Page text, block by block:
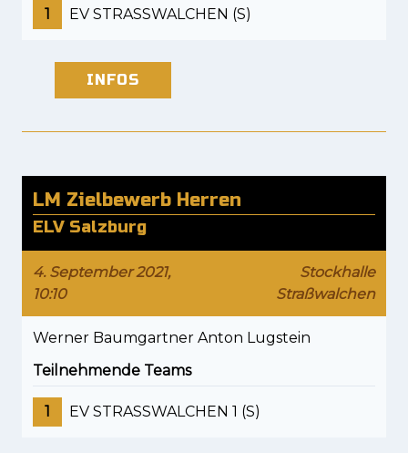
1 EV STRASSWALCHEN (S)
INFOS
LM Zielbewerb Herren
ELV Salzburg
4. September 2021,
10:10
Stockhalle
Straßwalchen
Werner Baumgartner Anton Lugstein
Teilnehmende Teams
1 EV STRASSWALCHEN 1 (S)